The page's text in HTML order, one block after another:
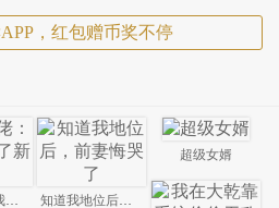
，红包赠币奖不停
满级大佬：我竟然回了新手村 知道我地位后，前妻悔哭了
超级女婿